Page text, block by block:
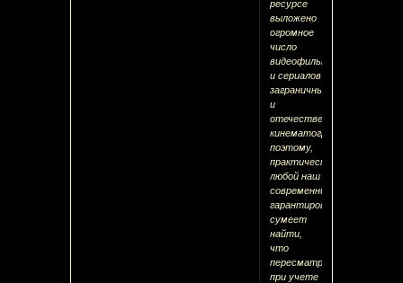
ресурсе
выложено
огромное
число
видеофильмов
и сериалов
заграничных
и
отечественных
кинематографов,
поэтому,
практически
любой наш
современник
гарантированно
сумеет
найти,
что
пересматривать
при учете